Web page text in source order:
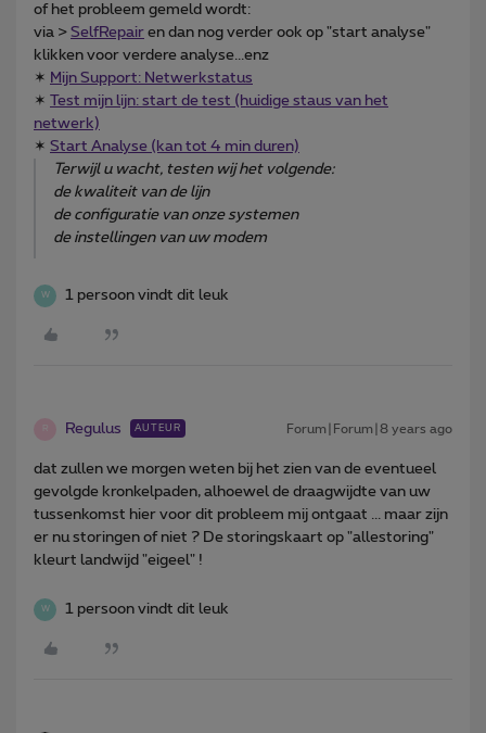
of het probleem gemeld wordt:
via > SelfRepair en dan nog verder ook op "start analyse"
klikken voor verdere analyse...enz
✶ Mijn Support: Netwerkstatus
✶ Test mijn lijn: start de test (huidige staus van het
netwerk)
✶ Start Analyse (kan tot 4 min duren)
Terwijl u wacht, testen wij het volgende:
de kwaliteit van de lijn
de configuratie van onze systemen
de instellingen van uw modem
W 1 persoon vindt dit leuk
Regulus AUTEUR Forum|Forum|8 years ago
dat zullen we morgen weten bij het zien van de eventueel
gevolgde kronkelpaden, alhoewel de draagwijdte van uw
tussenkomst hier voor dit probleem mij ontgaat ... maar zijn
er nu storingen of niet ? De storingskaart op "allestoring"
kleurt landwijd "eigeel" !
W 1 persoon vindt dit leuk